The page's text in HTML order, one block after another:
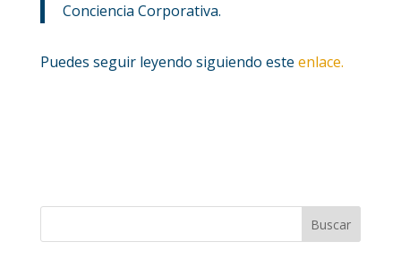
Conciencia Corporativa.
Puedes seguir leyendo siguiendo este enlace.